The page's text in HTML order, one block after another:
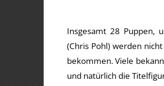
Insgesamt 28 Puppen,
(Chris Pohl) werden
bekommen. Viele
und natürlich die